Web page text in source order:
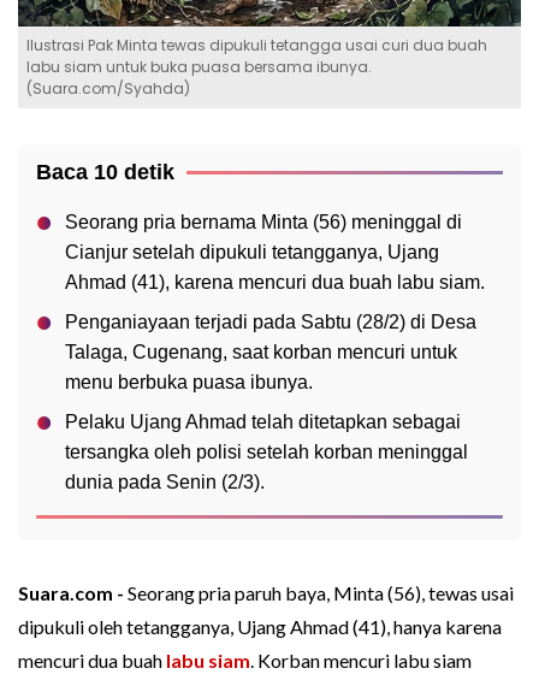
Ilustrasi Pak Minta tewas dipukuli tetangga usai curi dua buah
labu siam untuk buka puasa bersama ibunya.
(Suara.com/Syahda)
Baca 10 detik
Seorang pria bernama Minta (56) meninggal di
Cianjur setelah dipukuli tetangganya, Ujang
Ahmad (41), karena mencuri dua buah labu siam.
Penganiayaan terjadi pada Sabtu (28/2) di Desa
Talaga, Cugenang, saat korban mencuri untuk
menu berbuka puasa ibunya.
Pelaku Ujang Ahmad telah ditetapkan sebagai
tersangka oleh polisi setelah korban meninggal
dunia pada Senin (2/3).
Suara.com - Seorang pria paruh baya, Minta (56), tewas usai
dipukuli oleh tetangganya, Ujang Ahmad (41), hanya karena
mencuri dua buah labu siam . Korban mencuri labu siam